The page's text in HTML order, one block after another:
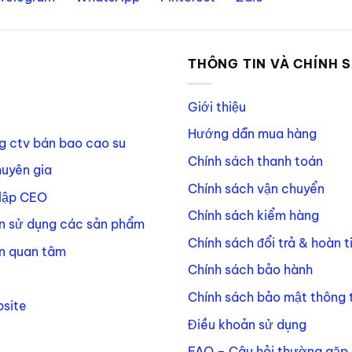
ctv bán bao cao su
gia
CEO
sử dụng các sản phẩm
quan tâm
THÔNG TIN VÀ CHÍNH
Giới thiệu
Hướng dẫn mua hàng
Chính sách thanh toán
Chính sách vận chuyển
Chính sách kiểm hàng
Chính sách đổi trả & hoàn
Chính sách bảo hành
Chính sách bảo mật thông
Điều khoản sử dụng